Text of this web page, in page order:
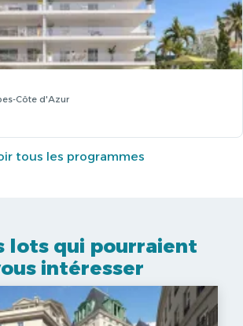
Côte d'Azur
tous les programmes
lots qui pourraient
intéresser